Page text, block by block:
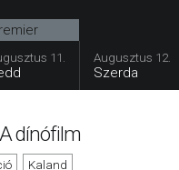
11. Augusztus 12.
Szerda
dínófilm
Kaland